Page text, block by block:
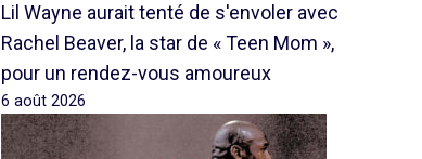
Lil Wayne aurait tenté de s'envoler avec
Rachel Beaver, la star de « Teen Mom »,
pour un rendez-vous amoureux
6 août 2026